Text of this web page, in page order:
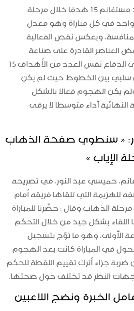
سجل خط هجوم وداد مستغانم 15 هدفا خلال مرحلة
في كل مباراة وهو معدل
ويعكس نقص الفعالية
العناصر القادرة على صناعة
الفارق في المقابل تلقى الدفاع نفس العدد من الأهداف 15
سلبي بين الخطوط حيث لم يكن
يكن الهجوم فعالا بالشكل
النهائية أداء متوسطا لا يرقى
« سنطوي صفحة الذهاب
الإياب »
حميسي عبد النور، في تصريحه
للهزيمة التي تلقاها فريقه أمام
الذهاب وقال : حضّرنا للمباراة
اللقاء بشكل جيد من خلال التحكم
الأولى، وهو ما توّج بتسجيل
في المباراة كانت بعد الهجوم
جزاء أترك تقييم اللقطة للحكم
النظر قد تختلف حول صحتها.
الخبرة ونضج اللاعبين